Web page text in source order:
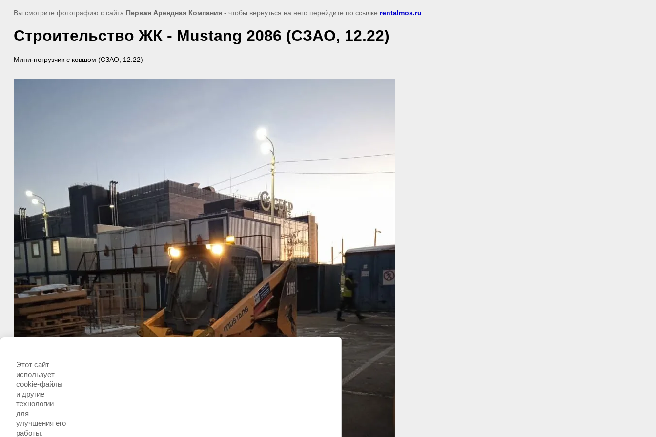
Вы смотрите фотографию с сайта Первая Арендная Компания - чтобы вернуться на него перейдите по ссылке rentalmos.ru
Строительство ЖК - Mustang 2086 (СЗАО, 12.22)
Мини-погрузчик с ковшом (СЗАО, 12.22)
Этот сайт
использует
cookie-файлы
и другие
технологии
для
улучшения его
работы.